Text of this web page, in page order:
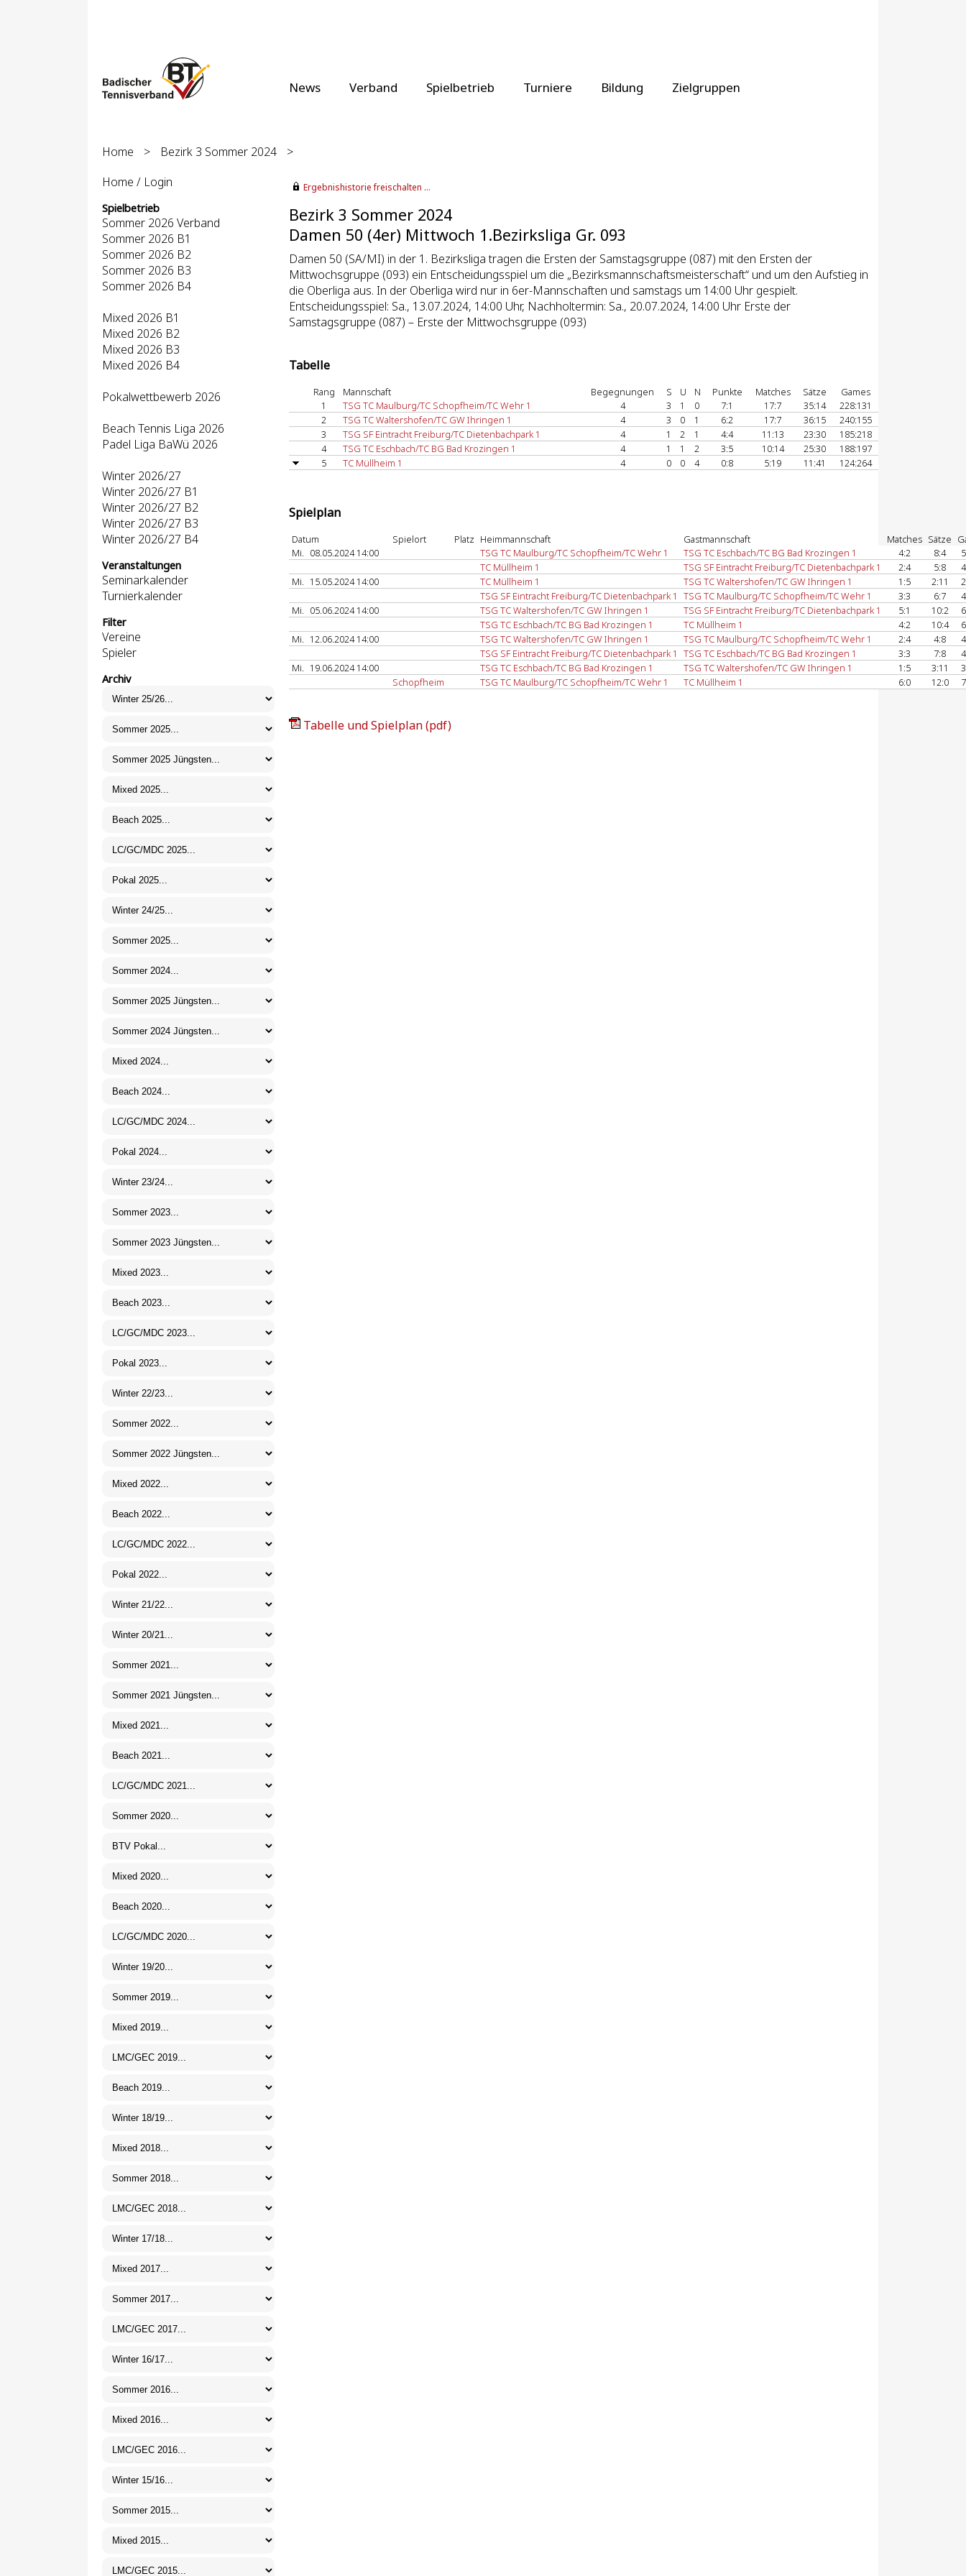
News Verband Spielbetrieb Turniere Bildung Zielgruppen
Home > Bezirk 3 Sommer 2024
>
Home / Login
Spielbetrieb
Sommer 2026 Verband
Sommer 2026 B1
Sommer 2026 B2
Sommer 2026 B3
Sommer 2026 B4
Mixed 2026 B1
Mixed 2026 B2
Mixed 2026 B3
Mixed 2026 B4
Pokalwettbewerb 2026
Beach Tennis Liga 2026
Padel Liga BaWü 2026
Winter 2026/27
Winter 2026/27 B1
Winter 2026/27 B2
Winter 2026/27 B3
Winter 2026/27 B4
Veranstaltungen
Seminarkalender
Turnierkalender
Filter
Vereine
Spieler
Archiv
Ergebnishistorie freischalten ...
Bezirk 3 Sommer 2024
Damen 50 (4er) Mittwoch 1.Bezirksliga Gr. 093
Damen 50 (SA/MI) in der 1. Bezirksliga tragen die Ersten der Samstagsgruppe (087) mit den Ersten der
Mittwochsgruppe (093) ein Entscheidungsspiel um die „Bezirksmannschaftsmeisterschaft“ und um den Aufstieg in
die Oberliga aus. In der Oberliga wird nur in 6er-Mannschaften und samstags um 14:00 Uhr gespielt.
Entscheidungsspiel: Sa., 13.07.2024, 14:00 Uhr, Nachholtermin: Sa., 20.07.2024, 14:00 Uhr Erste der
Samstagsgruppe (087) – Erste der Mittwochsgruppe (093)
Tabelle
Rang Mannschaft Begegnungen S U N Punkte Matches Sätze
Games
1
TSG TC Maulburg/TC Schopfheim/TC Wehr 1 4 3 1 0 7:1 17:7 35:14
228:131
2
TSG TC Waltershofen/TC GW Ihringen 1 4 3 0 1 6:2 17:7 36:15
240:155
3
TSG SF Eintracht Freiburg/TC Dietenbachpark 1 4 1 2 1 4:4 11:13 23:30
185:218
4
TSG TC Eschbach/TC BG Bad Krozingen 1 4 1 1 2 3:5 10:14 25:30
188:197
5
TC Müllheim 1 4 0 0 4 0:8 5:19 11:41 124:264
Spielplan
Datum Spielort Platz Heimmannschaft Gastmannschaft Matches Sätze
Mi. 08.05.2024 14:00 TSG TC Maulburg/TC Schopfheim/TC Wehr 1 TSG TC Eschbach/TC BG Bad Krozingen 1 4:2 8:4
TC Müllheim 1
TSG SF Eintracht Freiburg/TC Dietenbachpark 1 2:4 5:8
Mi. 15.05.2024 14:00 TC Müllheim 1 TSG TC Waltershofen/TC GW Ihringen 1 1:5 2:11
TSG SF Eintracht Freiburg/TC Dietenbachpark 1
TSG TC Maulburg/TC Schopfheim/TC Wehr 1 3:3 6:7
Mi. 05.06.2024 14:00 TSG TC Waltershofen/TC GW Ihringen 1 TSG SF Eintracht Freiburg/TC Dietenbachpark 1 5:1 10:2
TSG TC Eschbach/TC BG Bad Krozingen 1
TC Müllheim 1 4:2 10:4
Mi. 12.06.2024 14:00 TSG TC Waltershofen/TC GW Ihringen 1 TSG TC Maulburg/TC Schopfheim/TC Wehr 1 2:4 4:8
TSG SF Eintracht Freiburg/TC Dietenbachpark 1
TSG TC Eschbach/TC BG Bad Krozingen 1 3:3 7:8
Mi. 19.06.2024 14:00 TSG TC Eschbach/TC BG Bad Krozingen 1 TSG TC Waltershofen/TC GW Ihringen 1 1:5 3:11
Schopfheim
TSG TC Maulburg/TC Schopfheim/TC Wehr 1 TC Müllheim 1 6:0 12:0
Tabelle und Spielplan (pdf)